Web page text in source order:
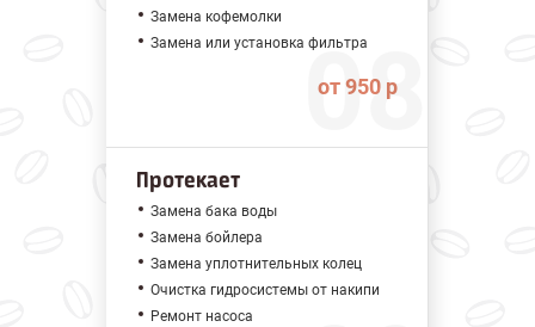
Замена кофемолки
Замена или установка фильтра
от 950 р
Протекает
Замена бака воды
Замена бойлера
Замена уплотнительных колец
Очистка гидросистемы от накипи
Ремонт насоса